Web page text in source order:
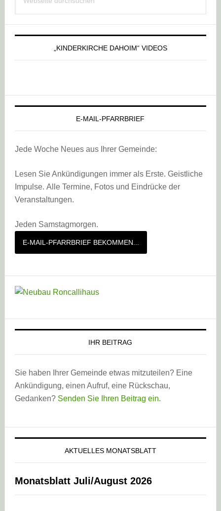
durchsuchen
„KINDERKIRCHE DAHOIM“ VIDEOS
E-MAIL-PFARRBRIEF
Jede Woche Neues aus Ihrer Gemeinde:
Lesen Sie Ankündigungen immer als Erste. Geistliche
Impulse. Alle Termine, Fotos und Eindrücke der
Veranstaltungen.
Jeden Samstagmorgen.
E-MAIL-PFARRBRIEF BEKOMMEN...
IHR BEITRAG
Sie haben Ihrer Gemeinde etwas mitzuteilen? Eine
Ankündigung, einen Aufruf, eine Rückschau,
Gedanken? Senden Sie Ihren Beitrag ein.
AKTUELLES MONATSBLATT
Monatsblatt Juli/August 2026